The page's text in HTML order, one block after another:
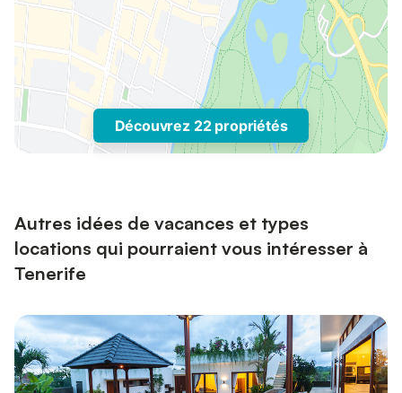
Découvrez 22 propriétés
Autres idées de vacances et types
locations qui pourraient vous intéresser à
Tenerife